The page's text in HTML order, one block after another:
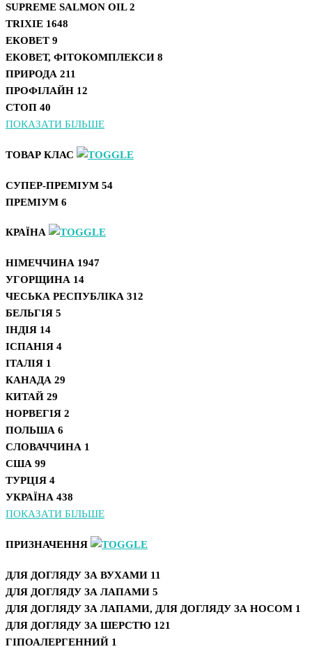
SUPREME SALMON OIL2
TRIXIE 1648
ЕКОВЕТ 9
ЕКОВЕТ, ФІТОКОМПЛЕКСИ 8
ПРИРОДА 211
ПРОФІЛАЙН 12
СТОП 40
ПОКАЗАТИ БІЛЬШЕ
ТОВАР КЛАС
СУПЕР-ПРЕМІУМ 54
ПРЕМІУМ 6
КРАЇНА
НІМЕЧЧИНА 1947
УГОРЩИНА 14
ЧЕСЬКА РЕСПУБЛІКА 312
БЕЛЬГІЯ 5
ІНДІЯ 14
ІСПАНІЯ 4
ІТАЛІЯ 1
КАНАДА 29
КИТАЙ 29
НОРВЕГІЯ 2
ПОЛЬША 6
СЛОВАЧЧИНА 1
США 99
ТУРЦІЯ 4
УКРАЇНА 438
ПОКАЗАТИ БІЛЬШЕ
ПРИЗНАЧЕННЯ
ДЛЯ ДОГЛЯДУ ЗА ВУХАМИ 11
ДЛЯ ДОГЛЯДУ ЗА ЛАПАМИ 5
ДЛЯ ДОГЛЯДУ ЗА ЛАПАМИ, ДЛЯ ДОГЛЯДУ ЗА НОСОМ 1
ДЛЯ ДОГЛЯДУ ЗА ШЕРСТЮ 121
ГІПОАЛЕРГЕННИЙ 1